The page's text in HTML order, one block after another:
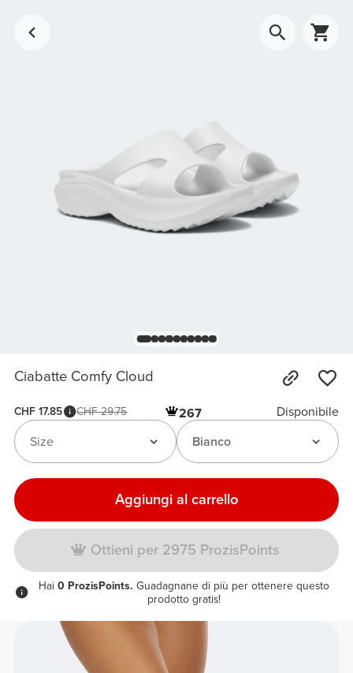
Ciabatte Comfy Cloud
CHF 17.85 CHF 29.75 267
Disponibile
Bianco
Size
Aggiungi al carrello
Ottieni per 2975 ProzisPoints
Hai 0 ProzisPoints. Guadagnane di più per ottenere questo
prodotto gratis!